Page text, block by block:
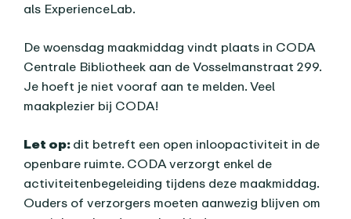
als ExperienceLab.
De woensdag maakmiddag vindt plaats in CODA
Centrale Bibliotheek aan de Vosselmanstraat 299.
Je hoeft je niet vooraf aan te melden. Veel
maakplezier bij CODA!
Let op: dit betreft een open inloopactiviteit in de
openbare ruimte. CODA verzorgt enkel de
activiteitenbegeleiding tijdens deze maakmiddag.
Ouders of verzorgers moeten aanwezig blijven om